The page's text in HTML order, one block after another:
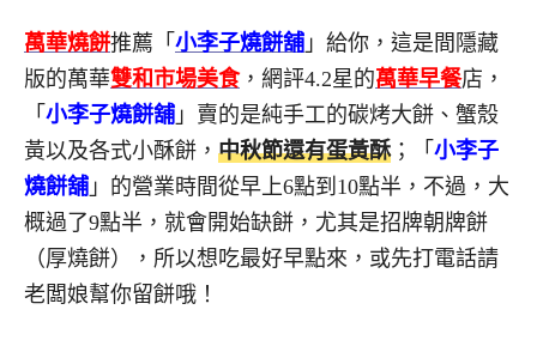
萬華燒餅推薦「 小李子燒餅舖 」給你，這是間隱藏
版的萬華雙和市場美食，網評4.2星的萬華早餐店，
「 小李子燒餅舖 」賣的是純手工的碳烤大餅、蟹殼
黃以及各式小酥餅， 中秋節還有蛋黃酥；「 小李子
燒餅舖 」的營業時間從早上6點到10點半，不過，大
概過了9點半，就會開始缺餅，尤其是招牌朝牌餅
（厚燒餅），所以想吃最好早點來，或先打電話請
老闆娘幫你留餅哦！